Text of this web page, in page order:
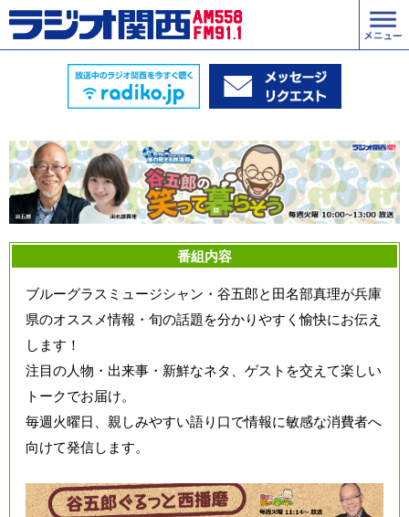
番組内容
ブルーグラスミュージシャン・谷五郎と田名部真理が兵庫
県のオススメ情報・旬の話題を分かりやすく愉快にお伝え
します！
注目の人物・出来事・新鮮なネタ、ゲストを交えて楽しい
トークでお届け。
毎週火曜日、親しみやすい語り口で情報に敏感な消費者へ
向けて発信します。